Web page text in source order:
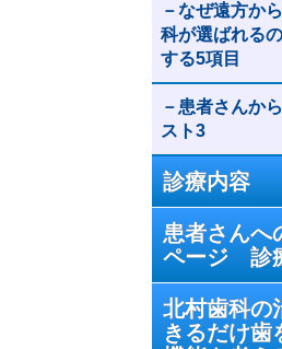
なぜ遠方か
科が選ばれる
する5項目
患者さんか
スト3
診療内容
患者さん
ページ 診
北村歯科の
きるだけ歯